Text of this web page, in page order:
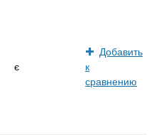
є
Добавить
к
сравнению